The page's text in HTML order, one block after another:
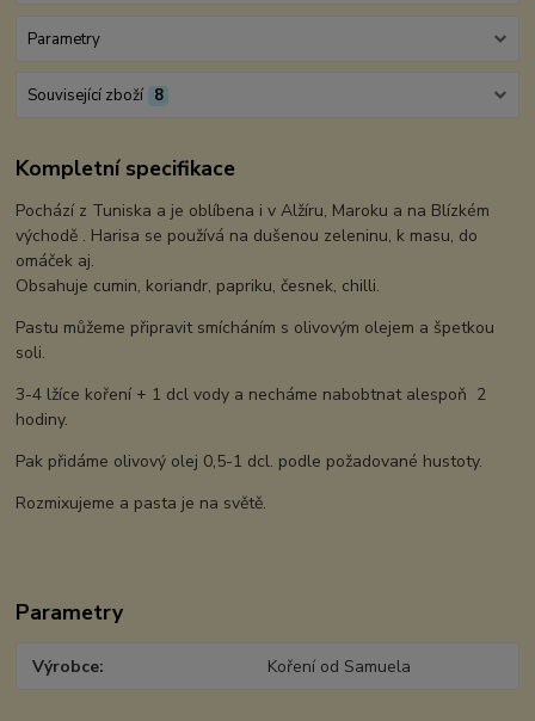
Parametry
Související zboží 8
Kompletní specifikace
Pochází z Tuniska a je oblíbena i v Alžíru, Maroku a na Blízkém
východě . Harisa se používá na dušenou zeleninu, k masu, do
omáček aj.
Obsahuje cumin, koriandr, papriku, česnek, chilli.
Pastu můžeme připravit smícháním s olivovým olejem a špetkou
soli.
3-4 lžíce koření + 1 dcl vody a necháme nabobtnat alespoň 2
hodiny.
Pak přidáme olivový olej 0,5-1 dcl. podle požadované hustoty.
Rozmixujeme a pasta je na světě.
Parametry
Výrobce Koření od Samuela